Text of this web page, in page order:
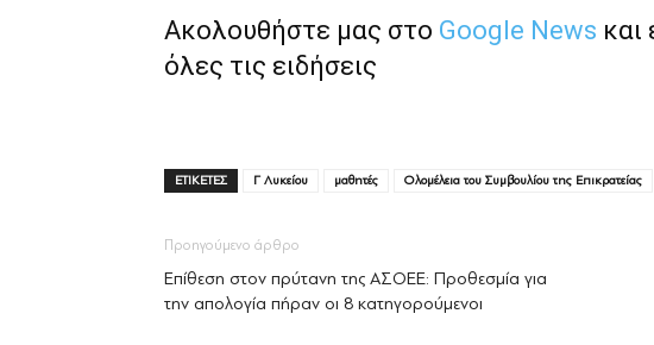
Ακολουθήστε μας στο Google News και
όλες τις ειδήσεις
ΕΤΙΚΕΤΕΣ Γ Λυκείου μαθητές Ολομέλεια του Συμβουλίου της Επικρατείας
Προηγούμενο άρθρο
Επίθεση στον πρύτανη της ΑΣΟΕΕ: Προθεσμία για
την απολογία πήραν οι 8 κατηγορούμενοι